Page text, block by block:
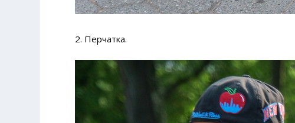
2. Перчатка.